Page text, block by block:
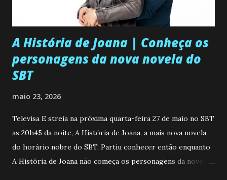
A História de Joana | Conheça os
personagens da nova novela do
SBT
maio 23, 2026
Televisa E streia na próxima quarta-feira 27 de maio no SBT
as 20h45 da noite, A História de Joana, a mais nova novela
do horário nobre do SBT. Partiu conhecer então enquanto
A História de Joana não começa os personagens da novela?